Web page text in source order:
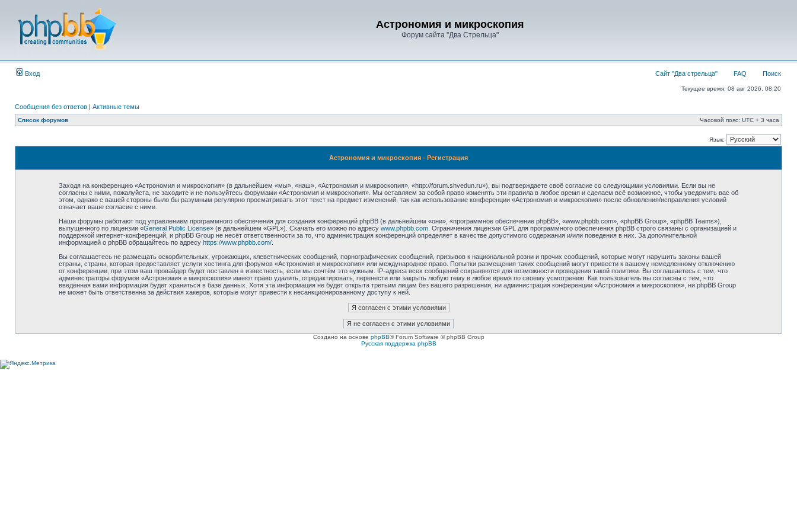
Астрономия и микроскопия
Форум сайта "Два Стрельца"
Вход Сайт "Два стрельца" FAQ Поиск
Текущее время: 08 авг 2026, 08:20
Сообщения без ответов | Активные темы
Список форумов Часовой пояс: UTC + 3 часа
Язык:
Астрономия и микроскопия - Регистрация
Заходя на конференцию «Астрономия и микроскопия» (в дальнейшем «мы», «наш», «Астрономия и микроскопия», «http://forum.shvedun.ru»), вы подтверждаете своё согласие со следующими условиями. Если вы не
согласны с ними, пожалуйста, не заходите и не пользуйтесь форумами «Астрономия и микроскопия». Мы оставляем за собой право изменять эти правила в любое время и сделаем всё возможное, чтобы уведомить вас об
этом, однако с вашей стороны было бы разумным регулярно просматривать этот текст на предмет изменений, так как использование конференции «Астрономия и микроскопия» после обновления/исправления условий
означает ваше согласие с ними.
Наши форумы работают под управлением программного обеспечения для создания конференций phpBB (в дальнейшем «они», «программное обеспечение phpBB», «www.phpbb.com», «phpBB Group», «phpBB Teams»),
выпущенного по лицензии «General Public License» (в дальнейшем «GPL»). Скачать его можно по адресу www.phpbb.com. Ограничения лицензии GPL для программного обеспечения phpBB строго связаны с организацией и
поддержкой интернет-конференций, и phpBB Group не несёт ответственности за то, что администрация конференций определяет в качестве допустимого содержания и/или поведения в них. За дополнительной
информацией о phpBB обращайтесь по адресу https://www.phpbb.com/.
Вы соглашаетесь не размещать оскорбительных, угрожающих, клеветнических сообщений, порнографических сообщений, призывов к национальной розни и прочих сообщений, которые могут нарушить законы вашей
страны, страны, которая предоставляет услуги хостинга для форумов «Астрономия и микроскопия» или международное право. Попытки размещения таких сообщений могут привести к вашему немедленному отключению
от конференции, при этом ваш провайдер будет поставлен в известность, если мы сочтём это нужным. IP-адреса всех сообщений сохраняются для возможности проведения такой политики. Вы соглашаетесь с тем, что
администраторы форумов «Астрономия и микроскопия» имеют право удалить, отредактировать, перенести или закрыть любую тему в любое время по своему усмотрению. Как пользователь вы согласны с тем, что
введённая вами информация будет храниться в базе данных. Хотя эта информация не будет открыта третьим лицам без вашего разрешения, ни администрация конференции «Астрономия и микроскопия», ни phpBB Group
не может быть ответственна за действия хакеров, которые могут привести к несанкционированному доступу к ней.
Создано на основе phpBB® Forum Software © phpBB Group
Русская поддержка phpBB